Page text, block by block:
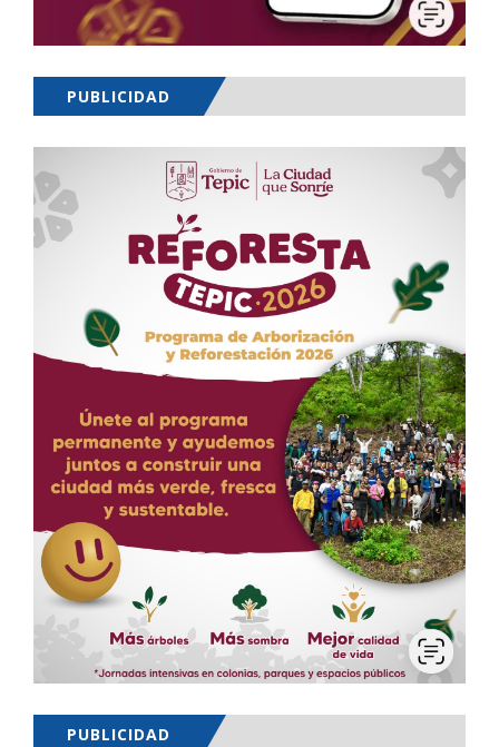
PUBLICIDAD
PUBLICIDAD